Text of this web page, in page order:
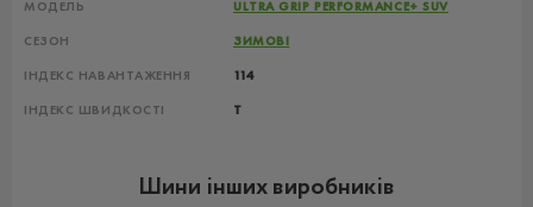
МОДЕЛЬ ULTRA GRIP PERFORMANCE+ SUV
СЕЗОН ЗИМОВІ
ІНДЕКС НАВАНТАЖЕННЯ 114
ІНДЕКС ШВИДКОСТІ T
Шини інших виробників